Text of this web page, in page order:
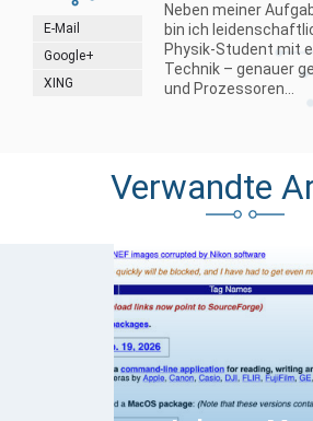
E-Mail
Google+
XING
Neben meiner
bin ich
Physik-Student mit
Technik – genauer
und Prozessoren...
Verwandte